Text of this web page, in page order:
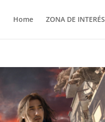
Home ZONA DE INTERÉS